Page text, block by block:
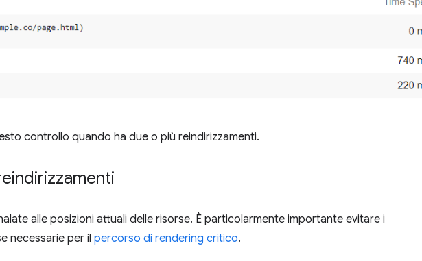
controllo quando ha due o più reindirizzamenti.
alle posizioni attuali delle risorse. È particolarmente importante evitare i
necessarie per il percorso di rendering critico.